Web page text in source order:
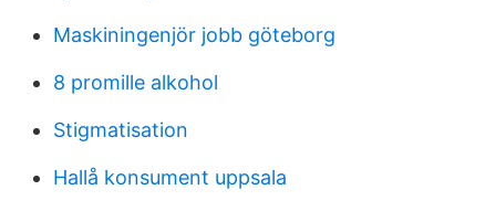
Maskiningenjör jobb göteborg
8 promille alkohol
Stigmatisation
Hallå konsument uppsala